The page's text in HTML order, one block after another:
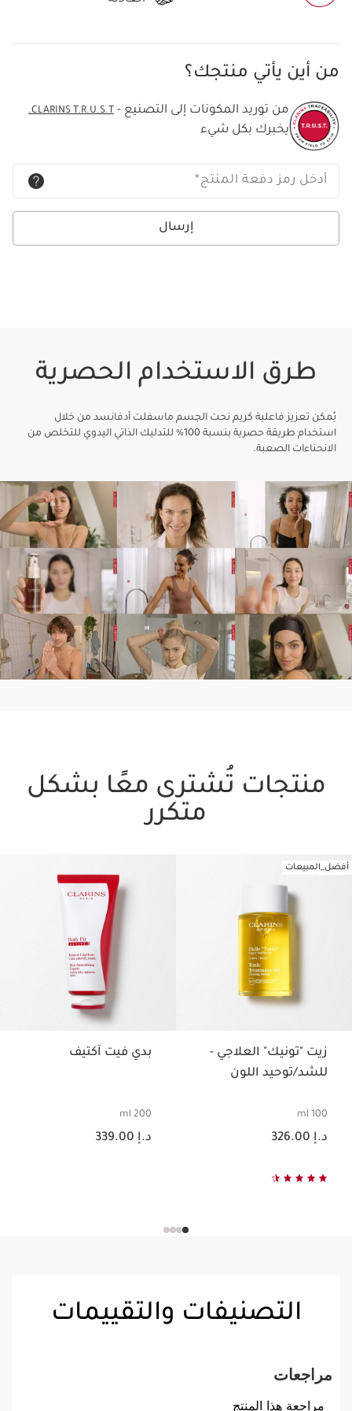
من أين يأتي منتجك؟
من توريد المكونات إلى التصنيع - CLARINS T.R.U.S.T.
يخبرك بكل شيء
أدخل رمز دفعة المنتج*
إرسال
طرق الاستخدام الحصرية
يُمكن تعزيز فاعلية كريم نحت الجسم ماسفلت أدفانسد من خلال
استخدام طريقة حصرية بنسبة 100% للتدليك الذاتي اليدوي للتخلص من
الانحناءات الصعبة.
منتجات تُشترى معًا بشكل
متكرر
تخط إلى المحتوى
أفضل_المبيعات
زيت "تونيك" العلاجي -
للشد/توحيد اللون
100 ml
السعر الحالي هو د.إ 326.00
د.إ 326.00
بدي فيت آكتيف
200 ml
السعر الحالي هو د.إ 339.00
د.إ 339.00
التصنيفات والتقييمات